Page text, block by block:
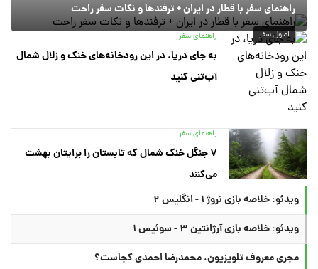
اصول سفر
راهنمای سفر با قطار در ایران + ترفندها و نکات سفر راحت
راهنمای سفر
به جای دریا، در این رودخانه‌های خنک و زلال شمال
آب‌تنی کنید
راهنمای سفر
۷ جنگل خنک شمال که تابستان را برایتان بهشت
می‌کنند
ویدئو: خلاصه بازی نروژ ۱ - انگلیس ۲
ویدئو: خلاصه بازی آرژانتین ۳ - سوئیس ۱
مجری معروف تلویزیون، محمدرضا احمدی کجاست؟